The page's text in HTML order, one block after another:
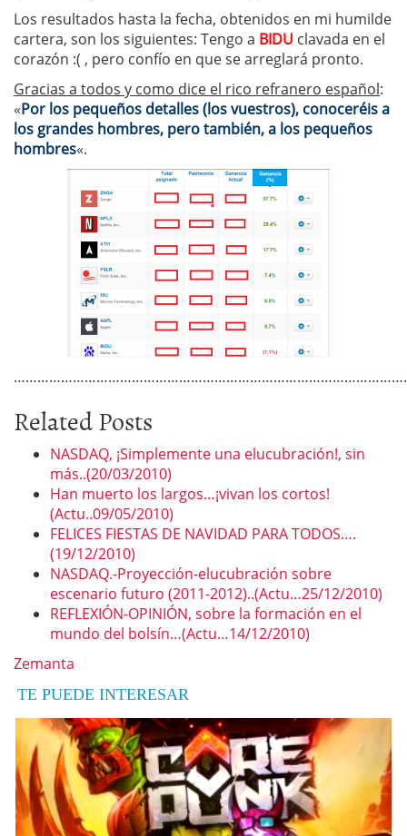
Los resultados hasta la fecha, obtenidos en mi humilde
cartera, son los siguientes: Tengo a BIDU clavada en el
corazón :( , pero confío en que se arreglará pronto.
Gracias a todos y como dice el rico refranero español:
«Por los pequeños detalles (los vuestros), conoceréis a
los grandes hombres, pero también, a los pequeños
hombres«.
Related Posts
NASDAQ, ¡Simplemente una elucubración!, sin
más..(20/03/2010)
Han muerto los largos…¡vivan los cortos!
(Actu..09/05/2010)
FELICES FIESTAS DE NAVIDAD PARA TODOS….
(19/12/2010)
NASDAQ.-Proyección-elucubración sobre
escenario futuro (2011-2012)..(Actu…25/12/2010)
REFLEXIÓN-OPINIÓN, sobre la formación en el
mundo del bolsín…(Actu…14/12/2010)
Zemanta
TE PUEDE INTERESAR